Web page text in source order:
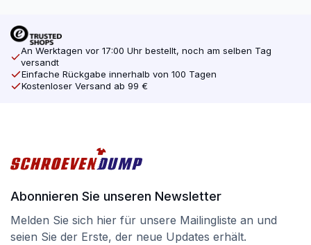
An Werktagen vor 17:00 Uhr bestellt, noch am selben Tag
versandt
Einfache Rückgabe innerhalb von 100 Tagen
Kostenloser Versand ab 99 €
Abonnieren Sie unseren Newsletter
Melden Sie sich hier für unsere Mailingliste an und
seien Sie der Erste, der neue Updates erhält.